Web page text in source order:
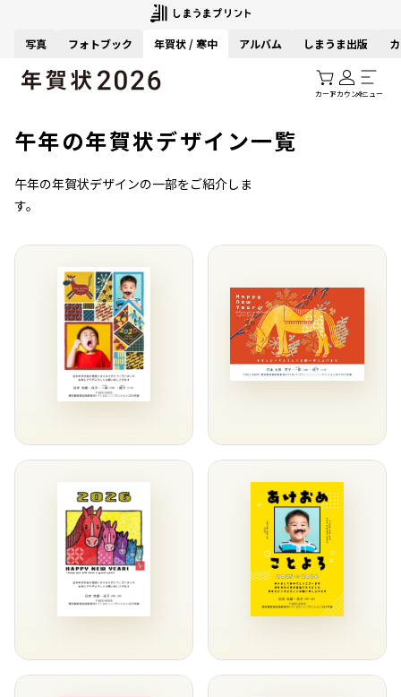
写真 フォトブック 年賀状 / 寒中 アルバム しまうま出版
カートアカウントメニュー
午年の年賀状デザイン一覧
午年の年賀状デザインの一部をご紹介しま
す。